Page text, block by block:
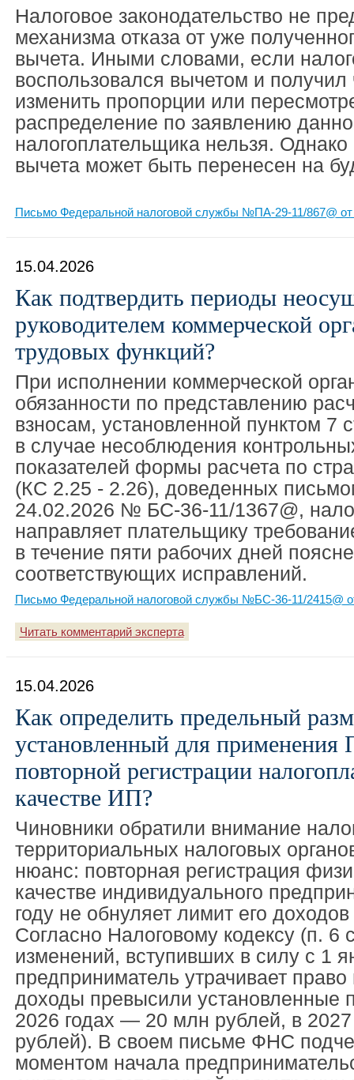
Налоговое законодательство не
механизма отказа от уже
вычета. Иными словами, если
воспользовался вычетом и получил
изменить пропорции или
распределение по заявлению
налогоплательщика нельзя. Однако
вычета может быть перенесен на
Письмо Федеральной налоговой службы №ПА-29-11/867@ от
15.04.2026
Как подтвердить периоды
руководителем коммерческой
трудовых функций?
При исполнении коммерческой
обязанности по представлению
взносам, установленной пунктом 7
в случае несоблюдения
показателей формы расчета по
(КС 2.25 - 2.26), доведенных
24.02.2026 № БС-36-11/1367@,
направляет плательщику
в течение пяти рабочих дней
соответствующих исправлений.
Письмо Федеральной налоговой службы №БС-36-11/2415@
Читать комментарий эксперта
15.04.2026
Как определить предельный
установленный для
повторной регистрации
качестве ИП?
Чиновники обратили внимание
территориальных налоговых
нюанс: повторная регистрация
качестве индивидуального
году не обнуляет лимит его
Согласно Налоговому кодексу (п. 6
изменений, вступивших в силу с 1
предприниматель утрачивает право
доходы превысили установленные
2026 годах — 20 млн рублей, в
рублей). В своем письме ФНС
моментом начала